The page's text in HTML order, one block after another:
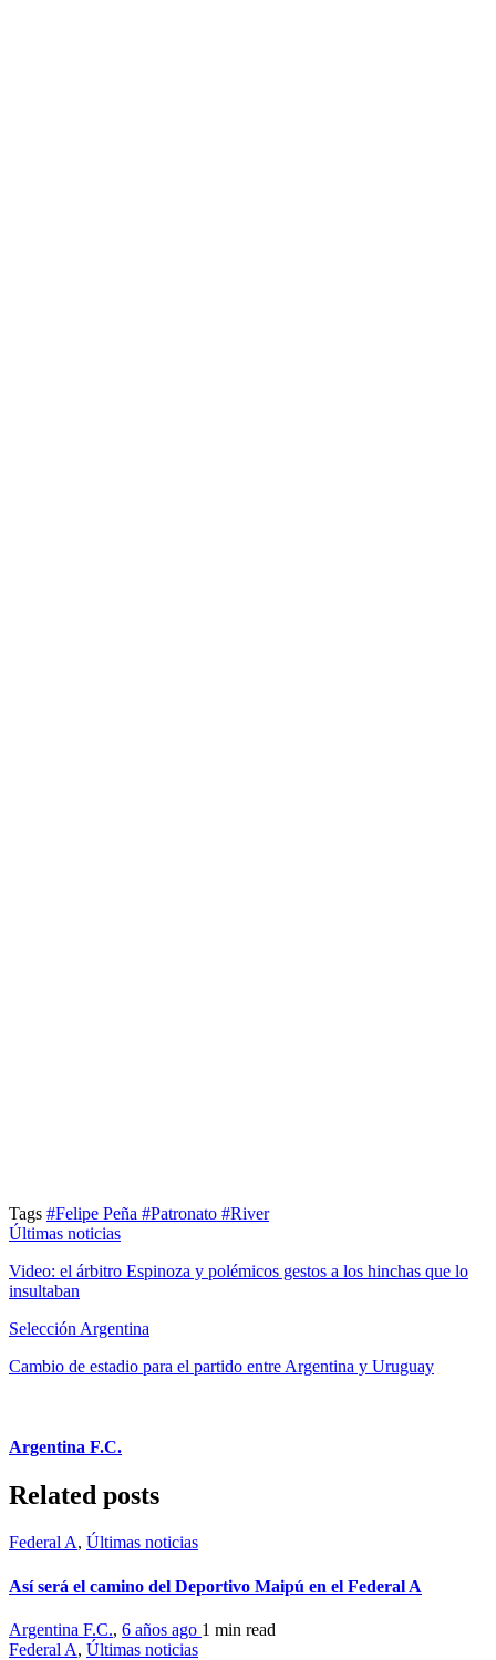
Tags #Felipe Peña #Patronato #River
Últimas noticias
Video: el árbitro Espinoza y polémicos gestos a los hinchas que lo
insultaban
Selección Argentina
Cambio de estadio para el partido entre Argentina y Uruguay
Argentina F.C.
Related posts
Federal A, Últimas noticias
Así será el camino del Deportivo Maipú en el Federal A
Argentina F.C., 6 años ago 1 min read
Federal A, Últimas noticias